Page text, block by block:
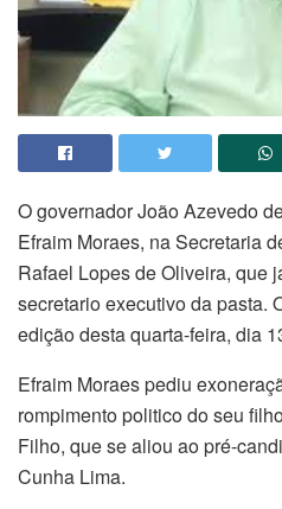
O governador João Azevedo
Efraim Moraes, na Secretaria
Rafael Lopes de Oliveira, que
secretario executivo da pasta.
edição desta quarta-feira, dia
Efraim Moraes pediu
rompimento politico do seu
Filho, que se aliou ao pré-
Cunha Lima.